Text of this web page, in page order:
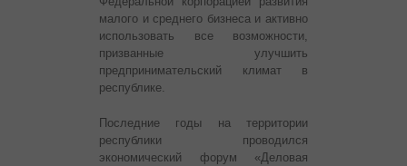
малого и среднего бизнеса и активно
использовать все возможности,
призванные улучшить
предпринимательский климат в
республике.
Последние годы на территории
республики проводился
экономический форум «Деловая